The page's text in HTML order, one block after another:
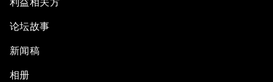
利益相关方
论坛故事
新闻稿
相册